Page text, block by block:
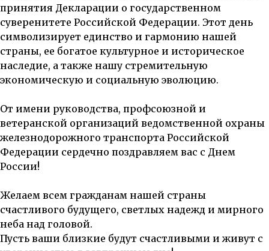
принятия Декларации о государственном
суверенитете Российской Федерации. Этот день
символизирует единство и гармонию нашей
страны, ее богатое культурное и историческое
наследие, а также нашу стремительную
экономическую и социальную эволюцию.
От имени руководства, профсоюзной и
ветеранской организаций ведомственной охраны
железнодорожного транспорта Российской
Федерации сердечно поздравляем вас с Днем
России!
Желаем всем гражданам нашей страны
счастливого будущего, светлых надежд и мирного
неба над головой.
Пусть ваши близкие будут счастливыми и живут с